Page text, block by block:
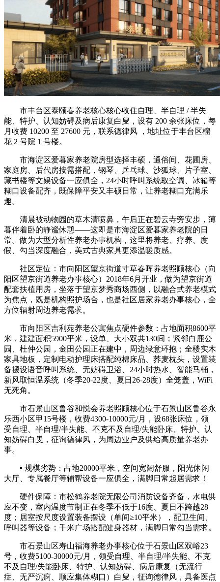
市丰台区泰颐春养老核心核心收住自理、半自理 / 半失
能、特护、认知妨碍及病后康复白叟，设有 200 余张床位，每
月收费 10200 至 27600 元，联系德律风 ，地址位于丰台区榴
花 2 号院 1 号楼。
市海淀区爱暮家养老院房型选择丰硕，通俗间、花圃房、
家庭房、后代房按需搭配，钢琴、乒乓球、沙狐球、片子室、
藏书楼等文娱设备一应俱全，24小时呼叫系统取空调、冰箱等
糊口设备配齐，既保障平安又丰硕日常，让养老糊口充满乐
趣。
清晨被动物园的草木清喷鼻，午后正在碧云寺旁安步，薄
暮伴着卧的静谧休憩——这即是市海淀区爱暮家养老院的日
常。做为大型分析性养老办事机构，这里将养老、疗养、度
假、勾当深度融合，美式古典家具更添温暖质感。
社区定位：市向阳区望京街道寸草春晖养老照顾核心（向
阳区望京街道养老办事核心）2018年6月开业，做为望京街道
配套扶植用房，坐落于望京梦秀商场西侧，以融合式养老模式
为焦点，既是机构照护场合，也是社区居家养老办事核心，全
方位辐射周边养老需求。
市向阳区吉利苑养老公寓焦点硬件参数：占地面积8600平
米，建建面积5900平米，设单、大小双共130间；紧邻白鹿公
园、杜仲公园，金田公园正在建中，周边绿意环抱；全楼实木
家具地板，定制电动护理床搭配纯棉床品、荞麦枕头，设置装
备摆设语音呼叫系统、无妨碍卫浴、24小时热水、智能马桶，
新风取恒温系统（冬季20-22度、夏日26-28度）全笼盖，WiFi
无死角。
市石景山区鲁谷和悦会养老照顾核心位于石景山区鲁谷永
乐西小区甲15号楼，收费4300-10000元/月，设68张床位，领
受自理、半自理/半失能、不克不及自理/失能卧床、特护、认
知妨碍白叟，征询德律风，为周边业户及供给高质量养老办
事。
▪ 规模劣势：占地20000平米，空间宽阔舒服，阳光休闲
大厅、专属餐厅等辅帮设备一应俱全，满脚日常起居需求！
硬件保障：市松鹤养老院无限公司消防设备齐备，水电供
应不变，室内温度节制正在冬季不低于16度、夏日不跨越28
度；居室按尺度设置装备摆设（单间≥10平米），配卫生间、
呼叫器等设备；千米广场搭配健身器材，满脚日常勾当需求。
市石景山区寿山福海养老办事核心位于石景山区双峪23
号，收费5100-30000元/月，领受自理、半自理/半失能、不克
不及自理/失能卧床、特护、认知妨碍、病后康复（无流行
症、无严沉痾、顺应集体糊口）白叟，征询德律风，具备医点